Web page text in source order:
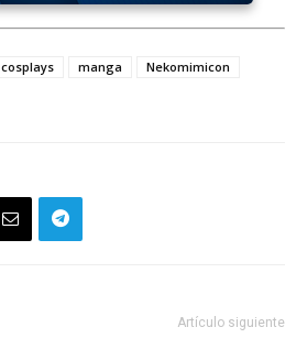
cosplays manga
Nekomimicon
Artículo siguiente